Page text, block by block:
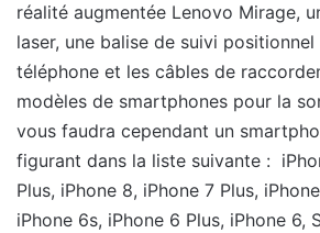
réalité augmentée Lenovo Mirage,
laser, une balise de suivi
téléphone et les câbles de
modèles de smartphones pour la
vous faudra cependant un
figurant dans la liste suivante :
Plus, iPhone 8, iPhone 7 Plus,
iPhone 6s, iPhone 6 Plus, iPhone 6,